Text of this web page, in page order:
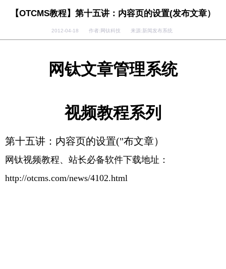
【OTCMS教程】第十五讲：内容页的设置(发布文章）
2012-04-18 作者:网钛科技 来源:新闻发布系统
网钛文章管理系统
视频教程系列
第十五讲：内容页的设置("布文章）
网钛视频教程、站长必备软件下载地址：
http://otcms.com/news/4102.html